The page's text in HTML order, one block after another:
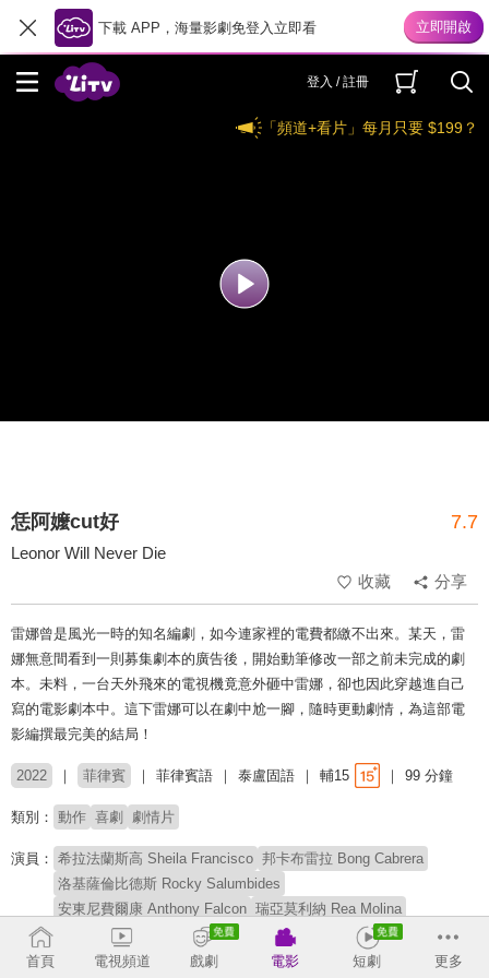
下載 APP，海量影劇免登入立即看
登入 / 註冊
「頻道+看片」每月只要 $199？
恁阿嬤cut好 7.7
Leonor Will Never Die
收藏
分享
雷娜曾是風光一時的知名編劇，如今連家裡的電費都繳不出來。某天，雷
娜無意間看到一則募集劇本的廣告後，開始動筆修改一部之前未完成的劇
本。未料，一台天外飛來的電視機竟意外砸中雷娜，卻也因此穿越進自己
寫的電影劇本中。這下雷娜可以在劇中尬一腳，隨時更動劇情，為這部電
影編撰最完美的結局！
2022 菲律賓 菲律賓語 泰盧固語 輔15 99 分鐘
類別： 動作 喜劇 劇情片
演員： 希拉法蘭斯高 Sheila Francisco 邦卡布雷拉 Bong Cabrera
洛基薩倫比德斯 Rocky Salumbides
安東尼費爾康 Anthony Falcon 瑞亞莫利納 Rea Molina
塔米蒙索德 Tami Monsod 帝多德拉帕斯 Dido de la Paz
萊恩艾根曼 Ryan Eigenmann
奧帕琳桑托斯 Opaline Santos
首頁 電視頻道 戲劇 電影 短劇 更多